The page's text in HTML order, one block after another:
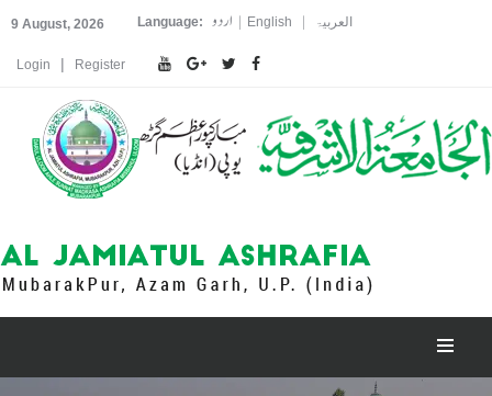
9 August, 2026 Language: اردو | English | العربیۃ
Login | Register